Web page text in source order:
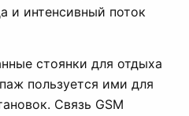
и интенсивный поток
стоянки для отдыха
пользуется ими для
Связь GSM